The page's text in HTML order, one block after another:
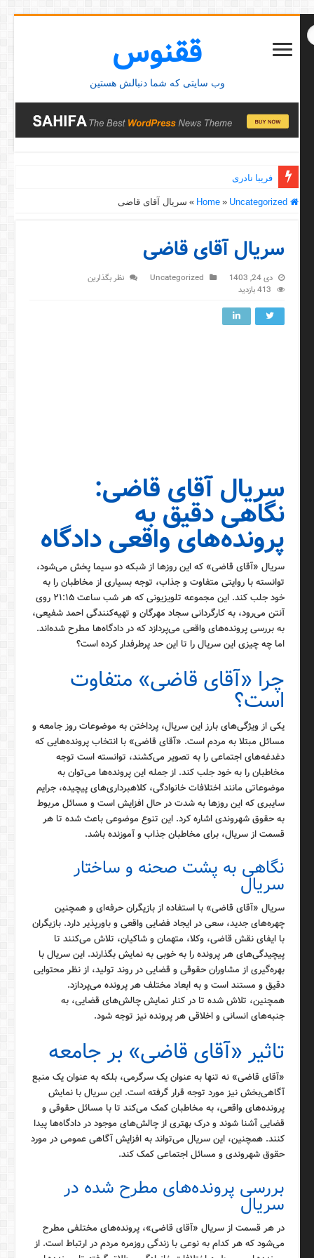
ققنوس
وب سایتی که شما دنبالش هستین
فریبا نادری
» Uncategorized
» سریال آقای قاضی
سریال آقای قاضی
دی 24, 1403 Uncategorized
نظر بگذارین
413 بازدید
سریال آقای قاضی:
نگاهی دقیق به
پرونده‌های واقعی دادگاه
سریال «آقای قاضی» که این روزها از شبکه دو سیما پخش می‌شود،
توانسته با روایتی متفاوت و جذاب، توجه بسیاری از مخاطبان را به
خود جلب کند. این مجموعه تلویزیونی که هر شب ساعت ۲۱:۱۵ روی
آنتن می‌رود، به کارگردانی سجاد مهرگان و تهیه‌کنندگی احمد شفیعی،
به بررسی پرونده‌های واقعی می‌پردازد که در دادگاه‌ها مطرح شده‌اند.
اما چه چیزی این سریال را تا این حد پرطرفدار کرده است؟
چرا «آقای قاضی» متفاوت
است؟
یکی از ویژگی‌های بارز این سریال، پرداختن به موضوعات روز جامعه و
مسائل مبتلا به مردم است. «آقای قاضی» با انتخاب پرونده‌هایی که
دغدغه‌های اجتماعی را به تصویر می‌کشند، توانسته است توجه
مخاطبان را به خود جلب کند. از جمله این پرونده‌ها می‌توان به
موضوعاتی مانند اختلافات خانوادگی، کلاهبرداری‌های پیچیده، جرایم
سایبری که این روزها به شدت در حال افزایش است و مسائل مربوط
به حقوق شهروندی اشاره کرد. این تنوع موضوعی باعث شده تا هر
قسمت از سریال، برای مخاطبان جذاب و آموزنده باشد.
نگاهی به پشت صحنه و ساختار
سریال
سریال «آقای قاضی» با استفاده از بازیگران حرفه‌ای و همچنین
چهره‌های جدید، سعی در ایجاد فضایی واقعی و باورپذیر دارد. بازیگران
با ایفای نقش قاضی، وکلا، متهمان و شاکیان، تلاش می‌کنند تا
پیچیدگی‌های هر پرونده را به خوبی به نمایش بگذارند. این سریال با
بهره‌گیری از مشاوران حقوقی و قضایی در روند تولید، از نظر محتوایی
دقیق و مستند است و به ابعاد مختلف هر پرونده می‌پردازد.
همچنین، تلاش شده تا در کنار نمایش چالش‌های قضایی، به
جنبه‌های انسانی و اخلاقی هر پرونده نیز توجه شود.
تاثیر «آقای قاضی» بر جامعه
«آقای قاضی» نه تنها به عنوان یک سرگرمی، بلکه به عنوان یک منبع
آگاهی‌بخش نیز مورد توجه قرار گرفته است. این سریال با نمایش
پرونده‌های واقعی، به مخاطبان کمک می‌کند تا با مسائل حقوقی و
قضایی آشنا شوند و درک بهتری از چالش‌های موجود در دادگاه‌ها پیدا
کنند. همچنین، این سریال می‌تواند به افزایش آگاهی عمومی در مورد
حقوق شهروندی و مسائل اجتماعی کمک کند.
بررسی پرونده‌های مطرح شده در
سریال
در هر قسمت از سریال «آقای قاضی»، پرونده‌های مختلفی مطرح
می‌شود که هر کدام به نوعی با زندگی روزمره مردم در ارتباط است. از